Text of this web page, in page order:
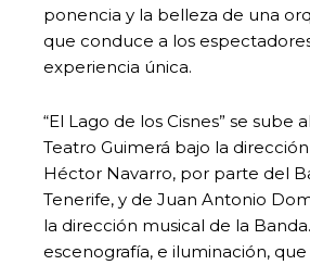
ponencia y la belleza de una
que conduce a los
experiencia única.
“El Lago de los Cisnes” se sube
Teatro Guimerá bajo la
Héctor Navarro, por parte del
Tenerife, y de Juan Antonio
la dirección musical de la
escenografía, e iluminación,